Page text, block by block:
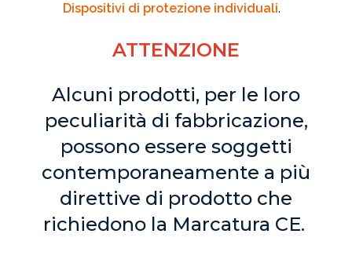
Dispositivi di protezione individuali.
ATTENZIONE
Alcuni prodotti, per le loro
peculiarità di fabbricazione,
possono essere soggetti
contemporaneamente a più
direttive di prodotto che
richiedono la Marcatura CE.